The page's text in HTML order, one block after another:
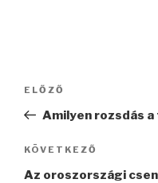
Bejegyzés
Korábbi
bejegyzés
ELŐZŐ
Amilyen rozsdás a
Következő
bejegyzés
KÖVETKEZŐ
Az oroszországi